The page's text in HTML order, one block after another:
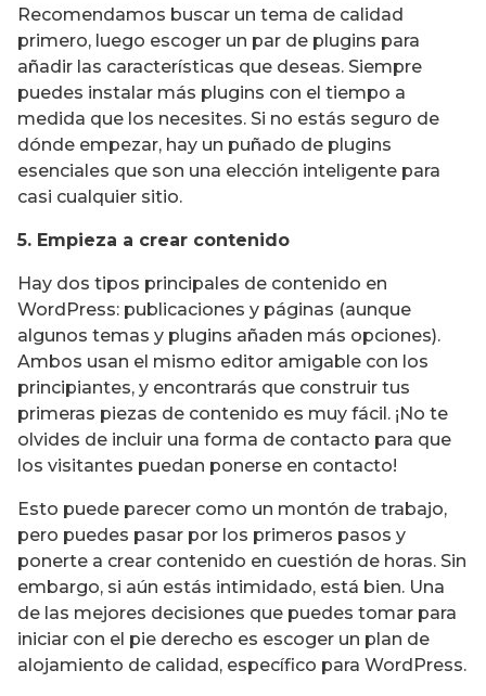
Recomendamos buscar un tema de calidad
primero, luego escoger un par de plugins para
añadir las características que deseas. Siempre
puedes instalar más plugins con el tiempo a
medida que los necesites. Si no estás seguro de
dónde empezar, hay un puñado de plugins
esenciales que son una elección inteligente para
casi cualquier sitio.
5. Empieza a crear contenido
Hay dos tipos principales de contenido en
WordPress: publicaciones y páginas (aunque
algunos temas y plugins añaden más opciones).
Ambos usan el mismo editor amigable con los
principiantes, y encontrarás que construir tus
primeras piezas de contenido es muy fácil. ¡No te
olvides de incluir una forma de contacto para que
los visitantes puedan ponerse en contacto!
Esto puede parecer como un montón de trabajo,
pero puedes pasar por los primeros pasos y
ponerte a crear contenido en cuestión de horas. Sin
embargo, si aún estás intimidado, está bien. Una
de las mejores decisiones que puedes tomar para
iniciar con el pie derecho es escoger un plan de
alojamiento de calidad, específico para WordPress.